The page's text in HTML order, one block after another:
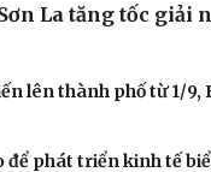
La tăng tốc giải
lên thành phố từ 1/9,
để phát triển kinh tế